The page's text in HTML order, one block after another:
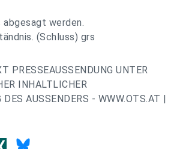
abgesagt werden.
(Schluss) grs
PRESSEAUSSENDUNG UNTER
INHALTLICHER
DES AUSSENDERS - WWW.OTS.AT |